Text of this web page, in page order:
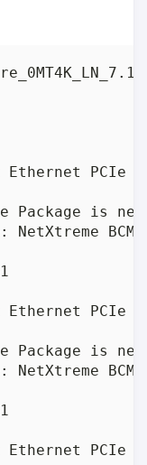
Ethernet PCIe
Package is
Ethernet PCIe
Package is
Ethernet PCIe